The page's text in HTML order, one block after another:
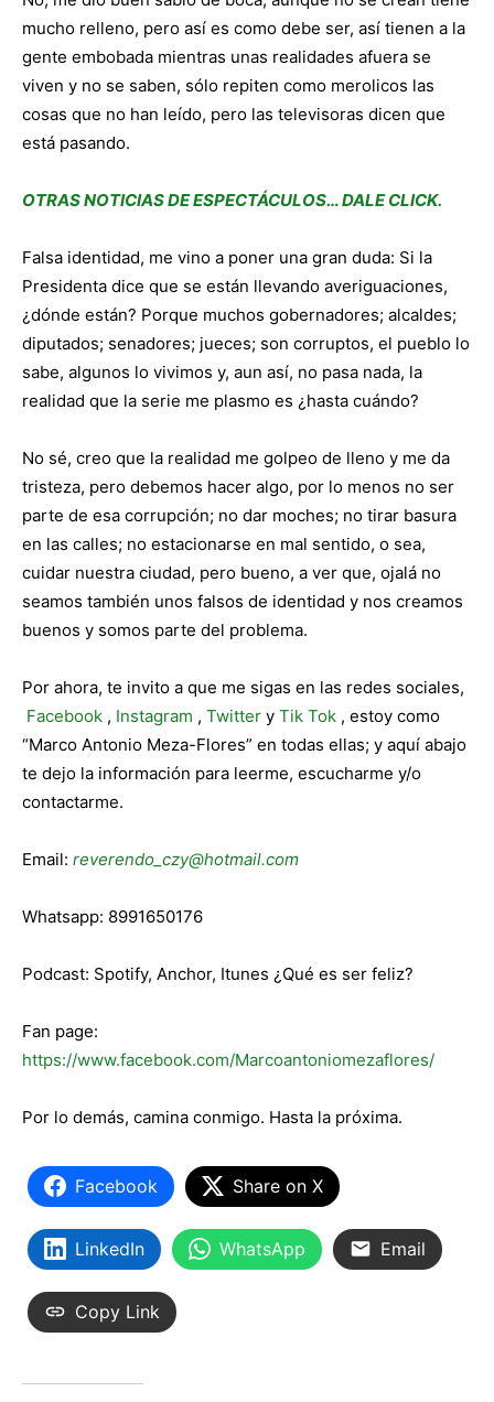
mucho relleno, pero así es como debe ser, así tienen a la
gente embobada mientras unas realidades afuera se
viven y no se saben, sólo repiten como merolicos las
cosas que no han leído, pero las televisoras dicen que
está pasando.
OTRAS NOTICIAS DE ESPECTÁCULOS… DALE CLICK.
Falsa identidad, me vino a poner una gran duda: Si la
Presidenta dice que se están llevando averiguaciones,
¿dónde están? Porque muchos gobernadores; alcaldes;
diputados; senadores; jueces; son corruptos, el pueblo lo
sabe, algunos lo vivimos y, aun así, no pasa nada, la
realidad que la serie me plasmo es ¿hasta cuándo?
No sé, creo que la realidad me golpeo de lleno y me da
tristeza, pero debemos hacer algo, por lo menos no ser
parte de esa corrupción; no dar moches; no tirar basura
en las calles; no estacionarse en mal sentido, o sea,
cuidar nuestra ciudad, pero bueno, a ver que, ojalá no
seamos también unos falsos de identidad y nos creamos
buenos y somos parte del problema.
Por ahora, te invito a que me sigas en las redes sociales,
Facebook , Instagram , Twitter y Tik Tok , estoy como
“Marco Antonio Meza-Flores” en todas ellas; y aquí abajo
te dejo la información para leerme, escucharme y/o
contactarme.
Email: reverendo_czy@hotmail.com
Whatsapp: 8991650176
Podcast: Spotify, Anchor, Itunes ¿Qué es ser feliz?
Fan page:
https://www.facebook.com/Marcoantoniomezaflores/
Por lo demás, camina conmigo. Hasta la próxima.
Facebook Share on X
LinkedIn WhatsApp Email
Copy Link